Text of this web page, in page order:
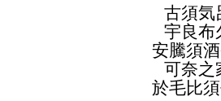
古須気呂
宇良布久
安騰須酒
可奈之家
於毛比須